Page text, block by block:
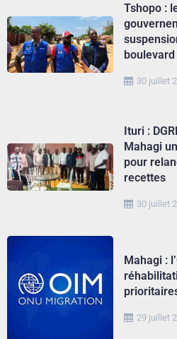
30 juillet
Tshopo :
30 juillet
Ituri :
Mahagi
pour
recettes
29 juillet
Mahagi :